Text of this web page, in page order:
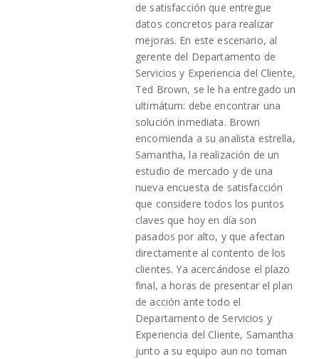
de satisfacción que entregue
datos concretos para realizar
mejoras. En este escenario, al
gerente del Departamento de
Servicios y Experiencia del Cliente,
Ted Brown, se le ha entregado un
ultimátum: debe encontrar una
solución inmediata. Brown
encomienda a su analista estrella,
Samantha, la realización de un
estudio de mercado y de una
nueva encuesta de satisfacción
que considere todos los puntos
claves que hoy en día son
pasados por alto, y que afectan
directamente al contento de los
clientes. Ya acercándose el plazo
final, a horas de presentar el plan
de acción ante todo el
Departamento de Servicios y
Experiencia del Cliente, Samantha
junto a su equipo aun no toman